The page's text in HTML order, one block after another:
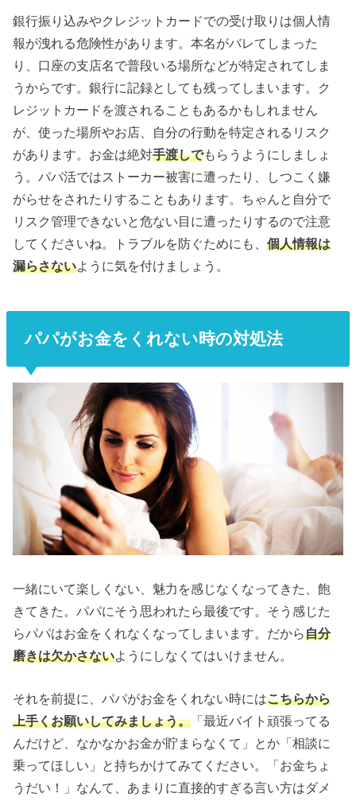
銀行振り込みやクレジットカードでの受け取りは個人情
報が洩れる危険性があります。本名がバレてしまった
り、口座の支店名で普段いる場所などが特定されてしま
うからです。銀行に記録としても残ってしまいます。ク
レジットカードを渡されることもあるかもしれません
が、使った場所やお店、自分の行動を特定されるリスク
があります。お金は絶対手渡しでもらうようにしましょ
う。パパ活ではストーカー被害に遭ったり、しつこく嫌
がらせをされたりすることもあります。ちゃんと自分で
リスク管理できないと危ない目に遭ったりするので注意
してくださいね。トラブルを防ぐためにも、個人情報は
漏らさないように気を付けましょう。
パパがお金をくれない時の対処法
一緒にいて楽しくない、魅力を感じなくなってきた、飽
きてきた。パパにそう思われたら最後です。そう感じた
らパパはお金をくれなくなってしまいます。だから自分
磨きは欠かさない ようにしなくてはいけません。
それを前提に、パパがお金をくれない時にはこちらから
上手くお願いしてみましょう。 「最近バイト頑張ってる
んだけど、なかなかお金が貯まらなくて」とか「相談に
乗ってほしい」と持ちかけてみてください。「お金ちょ
うだい！」なんて、あまりに直接的すぎる言い方はダメ